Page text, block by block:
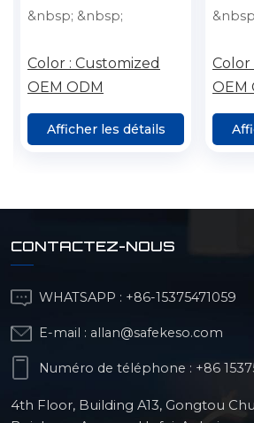
CNC à écrou
inoxydable de haute
qualité, pièce de
&nbsp; &nbsp;
Color : Customized
OEM ODM
Afficher les détails
CNC
CNC
Color
OEM
CONTACTEZ-NOUS
WHATSAPP : +86-15375471059
E-mail : allan@safekeso.com
Numéro de téléphone : +86
4th Floor, Building A13, Gongtou